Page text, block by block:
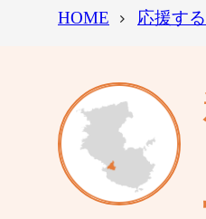
HOME
応援す